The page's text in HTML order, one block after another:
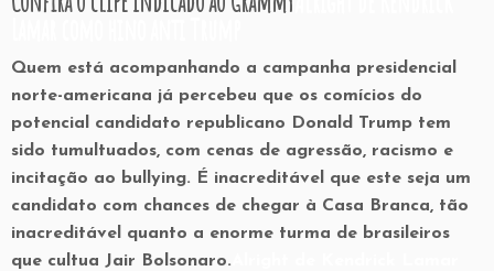
Quem está acompanhando a campanha presidencial
norte-americana já percebeu que os comícios do
potencial candidato republicano Donald Trump tem
sido tumultuados, com cenas de agressão, racismo e
incitação ao bullying. É inacreditável que este seja um
candidato com chances de chegar à Casa Branca, tão
inacreditável quanto a enorme turma de brasileiros
que cultua Jair Bolsonaro.